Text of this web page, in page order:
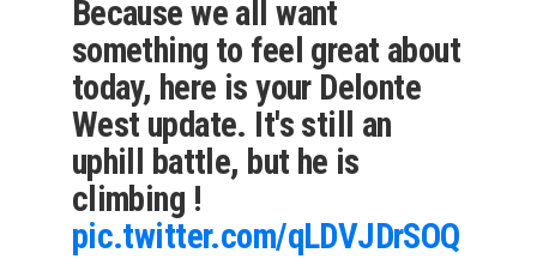
Because we all want
something to feel great about
today, here is your Delonte
West update. It's still an
uphill battle, but he is
climbing !
pic.twitter.com/qLDVJDrSOQ